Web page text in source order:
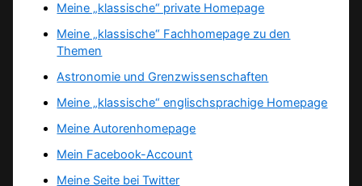
Meine „klassische“ private Homepage
Meine „klassische“ Fachhomepage zu den
Themen
Astronomie und Grenzwissenschaften
Meine „klassische“ englischsprachige Homepage
Meine Autorenhomepage
Mein Facebook-Account
Meine Seite bei Twitter